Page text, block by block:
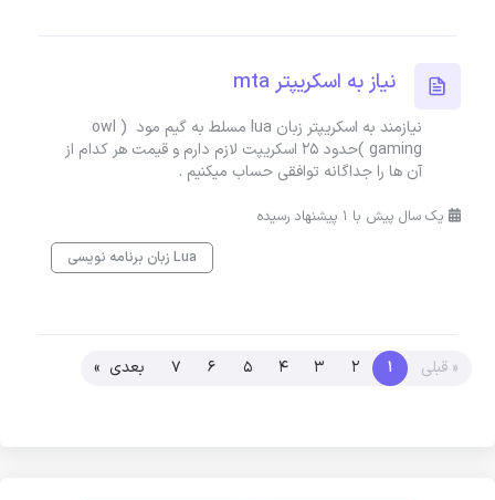
نیاز به اسکریپتر mta
نیازمند به اسکریپتر زبان lua مسلط به گیم مود ( owl
gaming )حدود 25 اسکریپت لازم دارم و قیمت هر کدام از
آن ها را جداگانه توافقی حساب میکنیم .
یک سال پیش با 1 پیشنهاد رسیده
زبان برنامه نویسی Lua
« قبلی 1
2
3
4
5
6
7 بعدی »